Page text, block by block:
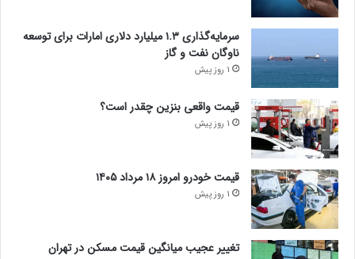
سرمایه‌گذاری ۱.۳ میلیارد دلاری امارات برای توسعه
ناوگان نفت و گاز
1 روز پیش
قیمت واقعی بنزین چقدر است؟
1 روز پیش
قیمت خودرو امروز ۱۸ مرداد ۱۴۰۵
1 روز پیش
تغییر عجیب میانگین قیمت مسکن در تهران